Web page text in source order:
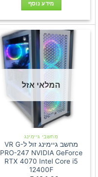
מידע נוסף
המלאי אזל
מחשבי גיימינג
מחשב גיימינג זול לVR G-
PRO-247 NVIDIA GeForce
RTX 4070 Intel Core i5
12400F